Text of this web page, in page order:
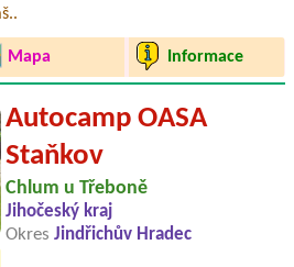
Mapa Informace
Autocamp OASA
Staňkov
Chlum u Třeboně
Jihočeský kraj
Okres Jindřichův Hradec